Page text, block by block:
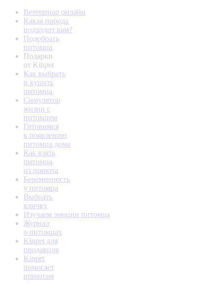
Ветеринар онлайн
Какая порода
подходит вам?
Подобрать
питомца
Подарки
от Kinpet
Как выбрать
и купить
питомца
Симулятор
жизни с
питомцем
Готовимся
к появлению
питомца дома
Как взять
питомца
из приюта
Беременность
у питомца
Выбрать
кличку
Изучаем эмоции питомца
Журнал
о питомцах
Kinpet для
продавцов
Kinpet
помогает
приютам